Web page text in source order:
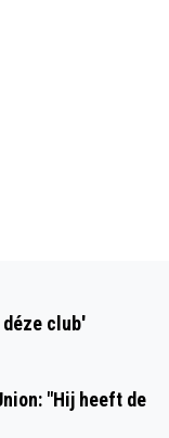
club'
"Hij heeft de